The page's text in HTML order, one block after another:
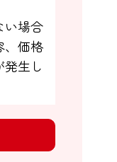
い場合
、価格
生し